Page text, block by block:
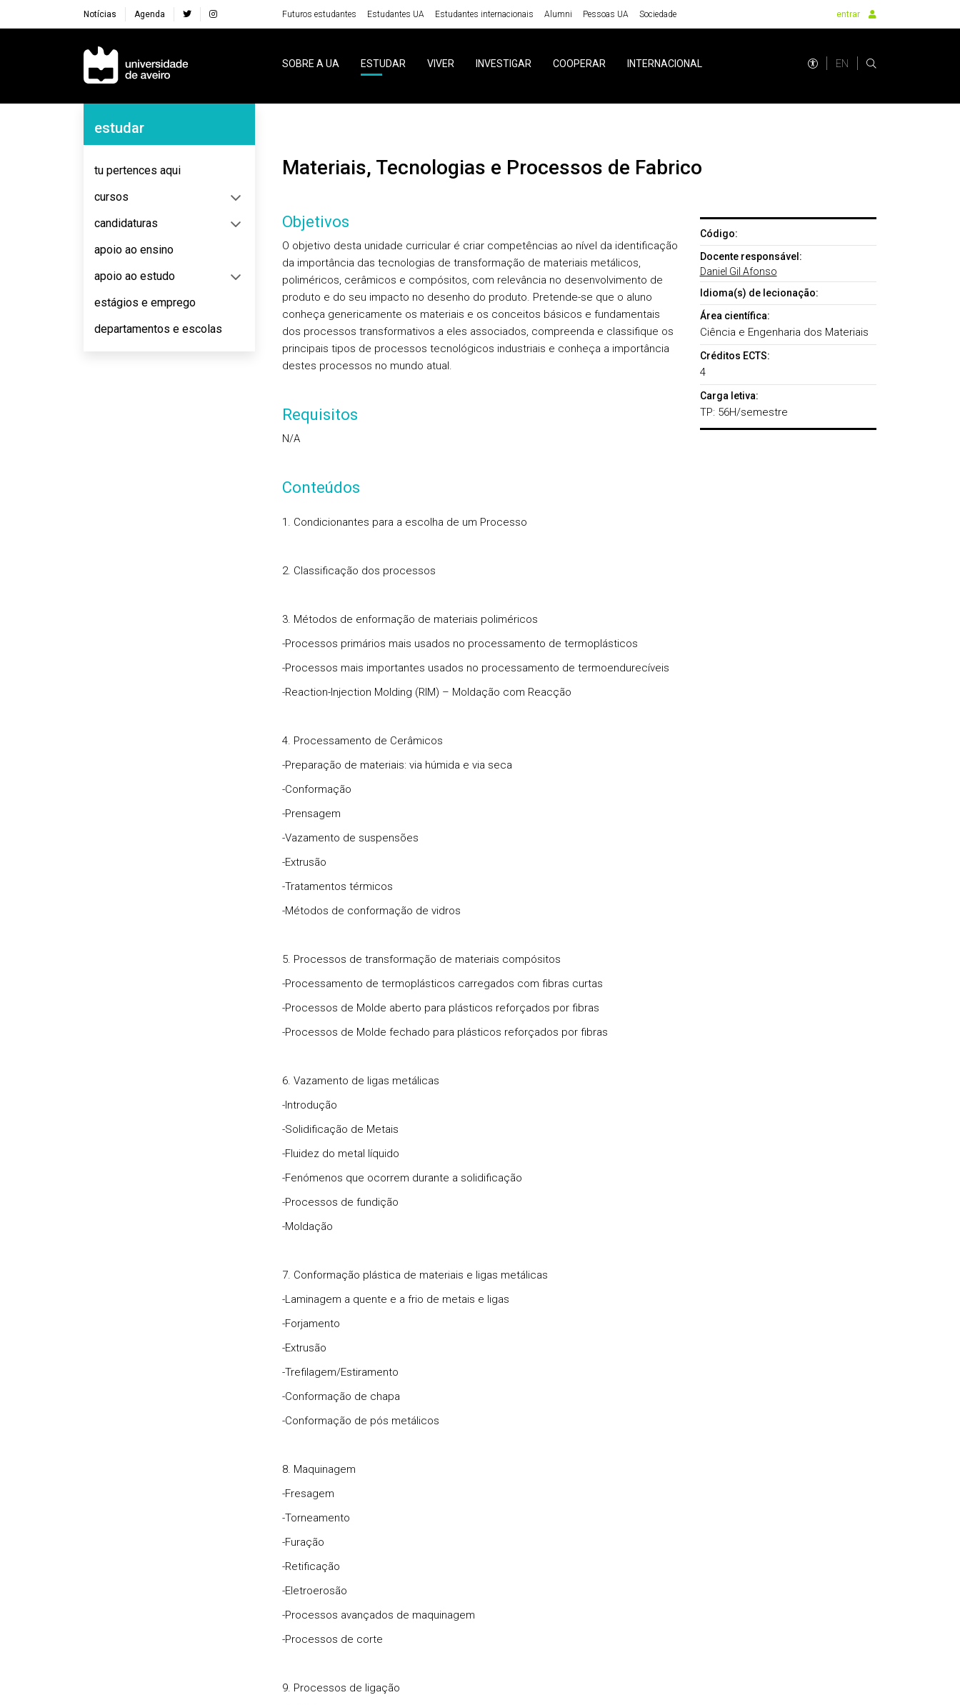
Notícias Agenda Futuros estudantes Estudantes UA Estudantes internacionais Alumni Pessoas UA Sociedade entrar
Navegação Principal
SOBRE A UA ESTUDAR VIVER INVESTIGAR COOPERAR INTERNACIONAL EN
Navegação Lateral
estudar
tu pertences aqui
cursos
candidaturas
apoio ao ensino
apoio ao estudo
estágios e emprego
departamentos e escolas
Materiais, Tecnologias e Processos de Fabrico
Objetivos
O objetivo desta unidade curricular é criar competências ao nível da identificação
da importância das tecnologias de transformação de materiais metálicos,
poliméricos, cerâmicos e compósitos, com relevância no desenvolvimento de
produto e do seu impacto no desenho do produto. Pretende-se que o aluno
conheça genericamente os materiais e os conceitos básicos e fundamentais
dos processos transformativos a eles associados, compreenda e classifique os
principais tipos de processos tecnológicos industriais e conheça a importância
destes processos no mundo atual.
Requisitos
N/A
Conteúdos
1. Condicionantes para a escolha de um Processo
2. Classificação dos processos
3. Métodos de enformação de materiais poliméricos
-Processos primários mais usados no processamento de termoplásticos
-Processos mais importantes usados no processamento de termoendurecíveis
-Reaction-Injection Molding (RIM) – Moldação com Reacção
4. Processamento de Cerâmicos
-Preparação de materiais: via húmida e via seca
-Conformação
-Prensagem
-Vazamento de suspensões
-Extrusão
-Tratamentos térmicos
-Métodos de conformação de vidros
5. Processos de transformação de materiais compósitos
-Processamento de termoplásticos carregados com fibras curtas
-Processos de Molde aberto para plásticos reforçados por fibras
-Processos de Molde fechado para plásticos reforçados por fibras
6. Vazamento de ligas metálicas
-Introdução
-Solidificação de Metais
-Fluidez do metal líquido
-Fenómenos que ocorrem durante a solidificação
-Processos de fundição
-Moldação
7. Conformação plástica de materiais e ligas metálicas
-Laminagem a quente e a frio de metais e ligas
-Forjamento
-Extrusão
-Trefilagem/Estiramento
-Conformação de chapa
-Conformação de pós metálicos
8. Maquinagem
-Fresagem
-Torneamento
-Furação
-Retificação
-Eletroerosão
-Processos avançados de maquinagem
-Processos de corte
9. Processos de ligação
Código:
Docente responsável:
Daniel Gil Afonso
Idioma(s) de lecionação:
Área científica:
Ciência e Engenharia dos Materiais
Créditos ECTS:
4
Carga letiva:
TP: 56H/semestre